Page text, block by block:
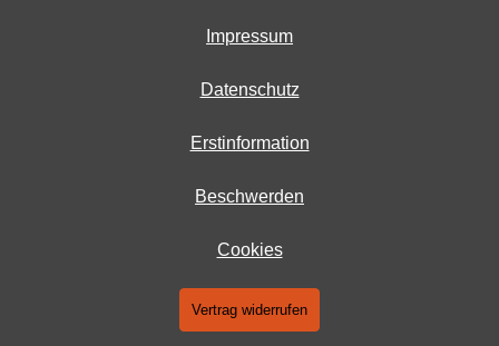
Impressum
Datenschutz
Erstinformation
Beschwerden
Cookies
Vertrag widerrufen